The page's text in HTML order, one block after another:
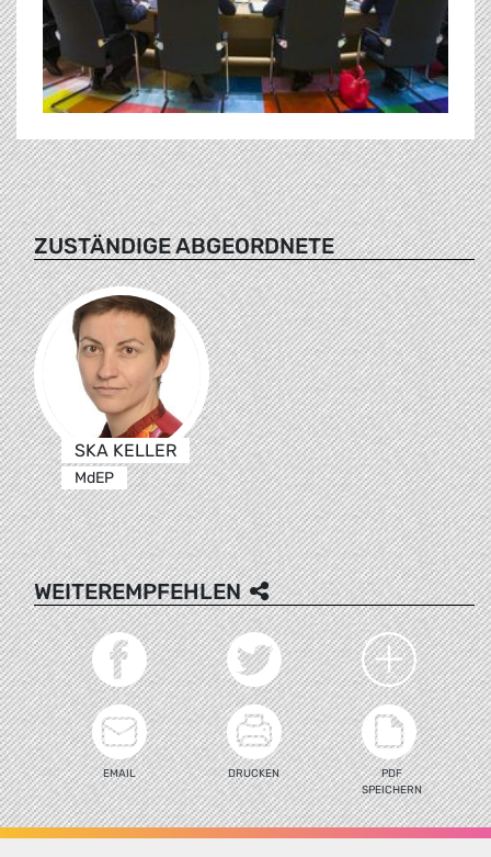
ZUSTÄNDIGE ABGEORDNETE
SKA KELLER
MdEP
WEITEREMPFEHLEN
EMAIL DRUCKEN
PDF
SPEICHERN